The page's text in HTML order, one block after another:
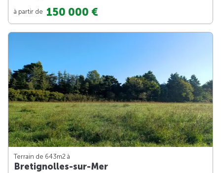
à partir de 150 000 €
Terrain de 643m2 à
Bretignolles-sur-Mer